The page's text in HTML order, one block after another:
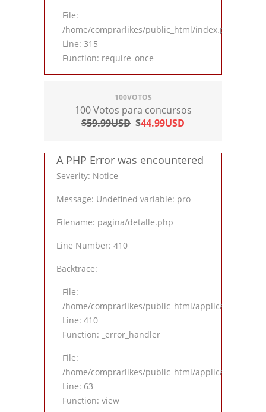
File:
/home/comprarlikes/public_html/index.php
Line: 315
Function: require_once
100VOTOS
100 Votos para concursos
$59.99USD $44.99USD
A PHP Error was encountered
Severity: Notice
Message: Undefined variable: pro
Filename: pagina/detalle.php
Line Number: 410
Backtrace:
File:
/home/comprarlikes/public_html/application/
Line: 410
Function: _error_handler
File:
/home/comprarlikes/public_html/application/
Line: 63
Function: view